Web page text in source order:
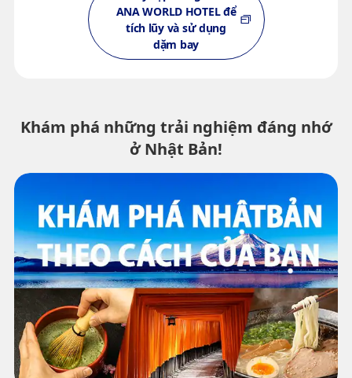
ANA WORLD HOTEL để
tích lũy và sử dụng
dặm bay
Khám phá những trải nghiệm đáng nhớ
ở Nhật Bản!